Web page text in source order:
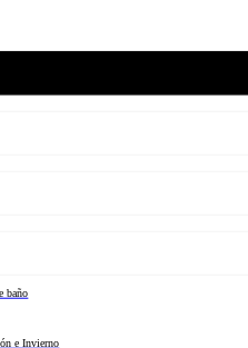
baño
e Invierno